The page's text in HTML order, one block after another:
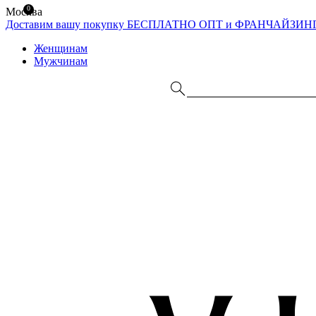
Москва
Доставим вашу покупку БЕСПЛАТНО ОПТ и
Женщинам
Мужчинам
0